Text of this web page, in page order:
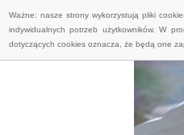
Ważne: nasze strony wykorzystują pliki
indywidualnych potrzeb użytkowników. W
dotyczących cookies oznacza, że będą one